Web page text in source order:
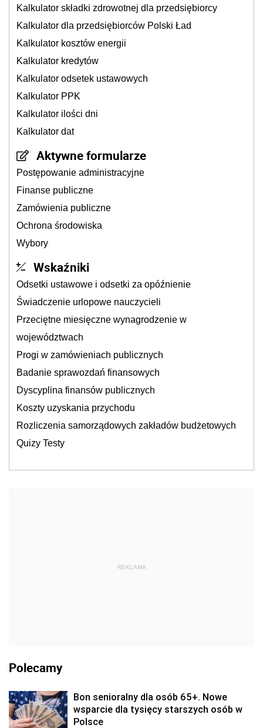
Kalkulator składki zdrowotnej dla przedsiębiorcy
Kalkulator dla przedsiębiorców Polski Ład
Kalkulator kosztów energii
Kalkulator kredytów
Kalkulator odsetek ustawowych
Kalkulator PPK
Kalkulator ilości dni
Kalkulator dat
Aktywne formularze
Postępowanie administracyjne
Finanse publiczne
Zamówienia publiczne
Ochrona środowiska
Wybory
Wskaźniki
Odsetki ustawowe i odsetki za opóźnienie
Świadczenie urlopowe nauczycieli
Przeciętne miesięczne wynagrodzenie w
województwach
Progi w zamówieniach publicznych
Badanie sprawozdań finansowych
Dyscyplina finansów publicznych
Koszty uzyskania przychodu
Rozliczenia samorządowych zakładów budżetowych
Quizy Testy
REKLAMA
Polecamy
Bon senioralny dla osób 65+. Nowe
wsparcie dla tysięcy starszych osób w
Polsce